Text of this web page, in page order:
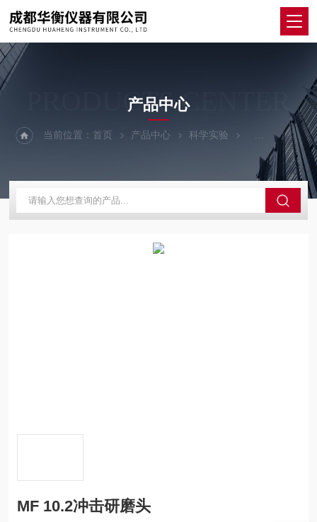
PRODUCTS CENTER
产品中心
当前位置：首页 产品中心 科学实验 研磨细化设备
MF 10.2冲击研磨头